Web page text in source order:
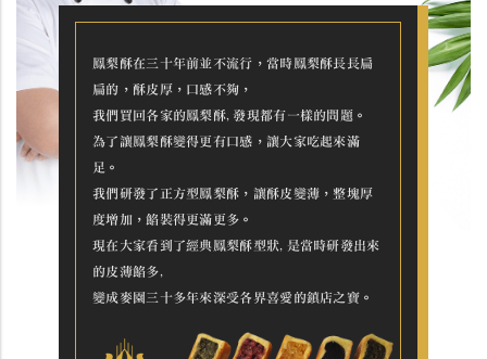
鳳梨酥在三十年前並不流行，當時鳳梨酥長長扁
扁的，酥皮厚，口感不夠，
我們買回各家的鳳梨酥,發現都有一樣的問題。
為了讓鳳梨酥變得更有口感，讓大家吃起來滿
足。
我們研發了正方型鳳梨酥，讓酥皮變薄，整塊厚
度增加，餡裝得更滿更多。
現在大家看到了經典鳳梨酥型狀,是當時研發出來
的皮薄餡多,
變成麥園三十多年來深受各界喜愛的鎮店之寶。